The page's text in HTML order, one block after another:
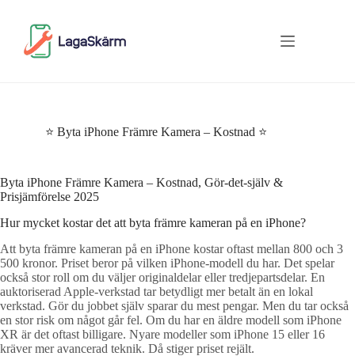
⭐ Byta iPhone Främre Kamera – Kostnad ⭐
Byta iPhone Främre Kamera – Kostnad, Gör-det-själv &
Prisjämförelse 2025
Hur mycket kostar det att byta främre kameran på en iPhone?
Att byta främre kameran på en iPhone kostar oftast mellan 800 och 3
500 kronor. Priset beror på vilken iPhone-modell du har. Det spelar
också stor roll om du väljer originaldelar eller tredjepartsdelar. En
auktoriserad Apple-verkstad tar betydligt mer betalt än en lokal
verkstad. Gör du jobbet själv sparar du mest pengar. Men du tar också
en stor risk om något går fel. Om du har en äldre modell som iPhone
XR är det oftast billigare. Nyare modeller som iPhone 15 eller 16
kräver mer avancerad teknik. Då stiger priset rejält.